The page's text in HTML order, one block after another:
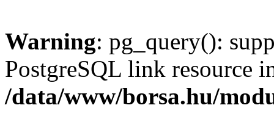
Warning: pg_query():
PostgreSQL link resource
/data/www/borsa.hu/